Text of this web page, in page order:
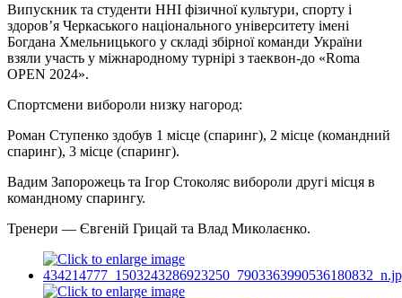
Випускник та студенти ННІ фізичної культури, спорту і
здоровʼя Черкаського національного університету імені
Богдана Хмельницького у складі збірної команди України
взяли участь у міжнародному турнірі з таеквон-до «Roma
OPEN 2024».
Спортсмени вибороли низку нагород:
Роман Ступенко здобув 1 місце (спаринг), 2 місце (командний
спаринг), 3 місце (спаринг).
Вадим Запорожець та Ігор Стоколяс вибороли другі місця в
командному спарингу.
Тренери — Євгеній Грицай та Влад Миколаєнко.